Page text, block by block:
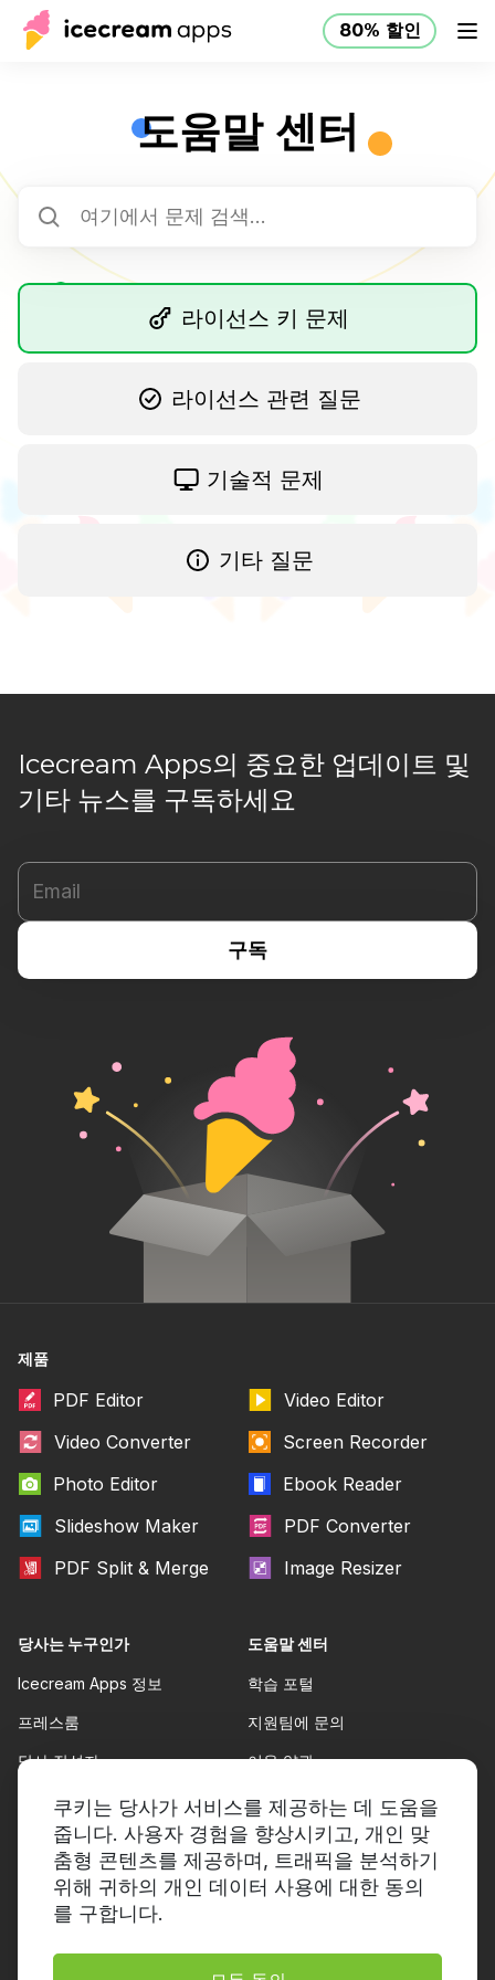
쿠키는 당사가 서비스를 제공하는 데 도움을
줍니다. 사용자 경험을 향상시키고, 개인 맞
춤형 콘텐츠를 제공하며, 트래픽을 분석하기
위해 귀하의 개인 데이터 사용에 대한 동의
를 구합니다.
80% 할인
제품 도움말 센터 80% 할인 KO
도움말 센터
라이선스 키 문제
라이선스 관련 질문
기술적 문제
기타 질문
Icecream Apps의 중요한 업데이트 및
기타 뉴스를 구독하세요
제품
PDF Editor
Video Editor
Video Converter
Screen Recorder
Photo Editor
Ebook Reader
Slideshow Maker
PDF Converter
PDF Split & Merge
Image Resizer
당사는 누구인가
Icecream Apps 정보
프레스룸
당사 작성자
파트너십
도움말 센터
학습 포털
지원팀에 문의
이용 약관
환불 정책
개인정보 보호정책